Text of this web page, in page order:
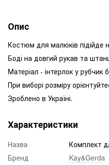
Опис
Костюм для малюків підійде
Боді на довгий рукав та
Матеріал - інтерлок у рубчик
При виборі розміру
Зроблено в Україні.
Характеристики
Назва
Комплект
Бренд
Kay&Gerda